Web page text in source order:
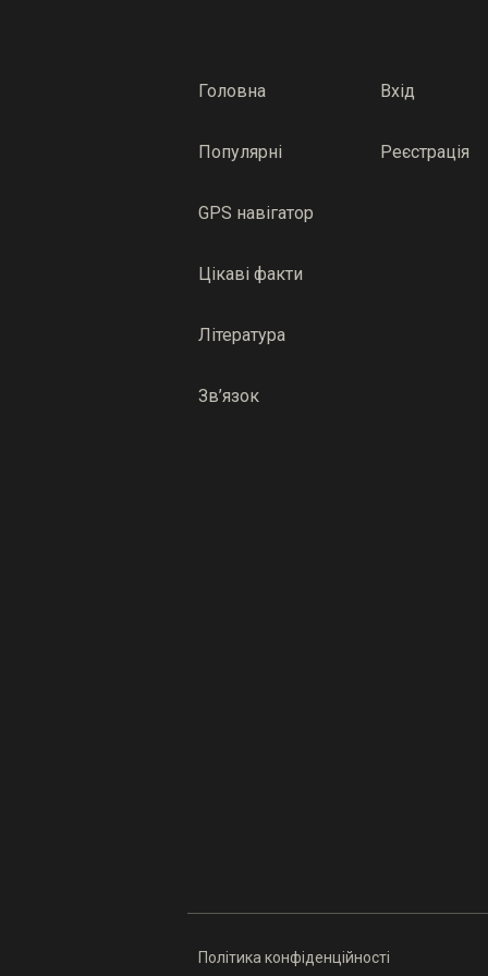
Головна
Популярні
GPS навігатор
Цікаві факти
Література
Зв’язок
Вхід
Реєстрація
Політика конфіденційності